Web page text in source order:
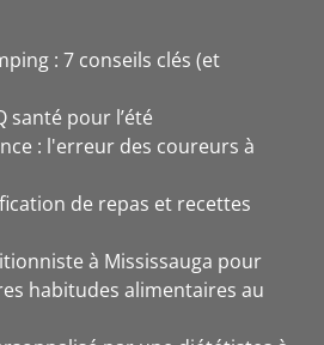
: 7 conseils clés (et
santé pour l’été
: l'erreur des coureurs à
de repas et recettes
à Mississauga pour
habitudes alimentaires au